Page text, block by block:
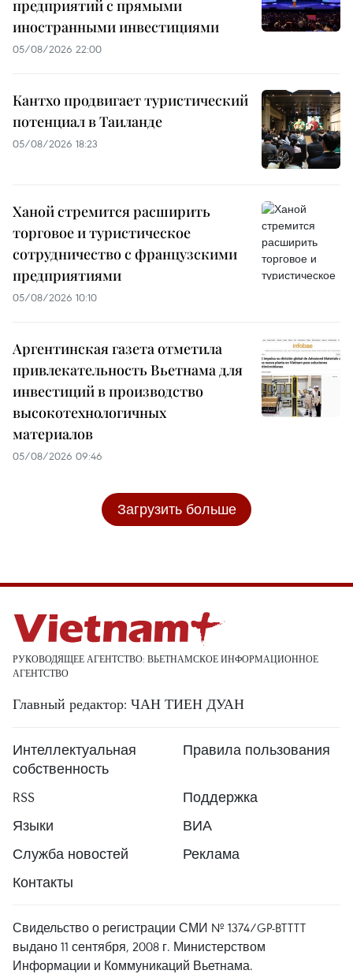
предприятий с прямыми
иностранными инвестициями
05/08/2026 22:00
Кантхо продвигает туристический
потенциал в Таиланде
05/08/2026 18:23
Ханой стремится расширить
торговое и туристическое
сотрудничество с французскими
предприятиями
05/08/2026 10:10
Аргентинская газета отметила
привлекательность Вьетнама для
инвестиций в производство
высокотехнологичных
материалов
05/08/2026 09:46
Загрузить больше
РУКОВОДЯЩЕЕ АГЕНТСТВО: ВЬЕТНАМСКОЕ ИНФОРМАЦИОННОЕ
АГЕНТСТВО
Главный редактор: ЧАН ТИЕН ДУАН
Интеллектуальная
собственность
Правила пользования
RSS
Поддержка
Языки
ВИА
Служба новостей
Реклама
Контакты
Свидельство о регистрации СМИ № 1374/GP-BTTTT
выдано 11 сентября, 2008 г. Министерством
Информации и Коммуникаций Вьетнама.